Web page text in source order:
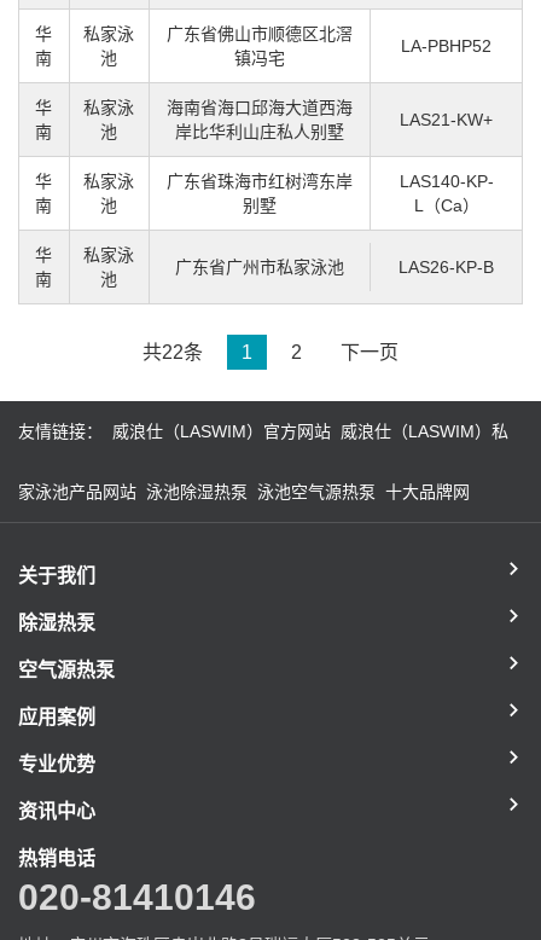
华
南
私家泳
池
广东省佛山市顺德区北滘
镇冯宅
LA-PBHP52
华
南
私家泳
池
海南省海口邱海大道西海
岸比华利山庄私人别墅
LAS21-KW+
华
南
私家泳
池
广东省珠海市红树湾东岸
别墅
LAS140-KP-
L（Ca）
华
南
私家泳
池
广东省广州市私家泳池 LAS26-KP-B
共22条 1 2 下一页
友情链接： 威浪仕（LASWIM）官方网站 威浪仕（LASWIM）私
家泳池产品网站 泳池除湿热泵 泳池空气源热泵 十大品牌网
关于我们
除湿热泵
空气源热泵
应用案例
专业优势
资讯中心
热销电话
020-81410146